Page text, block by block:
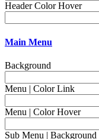
Header Color Hover
Main Menu
Background
Menu | Color Link
Menu | Color Hover
Sub Menu | Background